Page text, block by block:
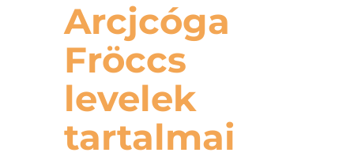
Arcjcóga
Fröccs
levelek
tartalmai